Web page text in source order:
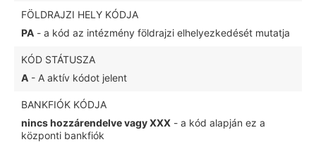
FÖLDRAJZI HELY KÓDJA
PA - a kód az intézmény földrajzi elhelyezkedését mutatja
KÓD STÁTUSZA
A - A aktív kódot jelent
BANKFIÓK KÓDJA
nincs hozzárendelve vagy XXX - a kód alapján ez a
központi bankfiók